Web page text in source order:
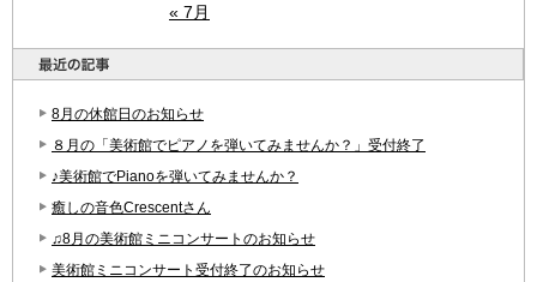
« 7月
8月の休館日のお知らせ
８月の「美術館でピアノを弾いてみませんか？」受付終了
♪美術館でPianoを弾いてみませんか？
癒しの音色Crescentさん
♫8月の美術館ミニコンサートのお知らせ
美術館ミニコンサート受付終了のお知らせ